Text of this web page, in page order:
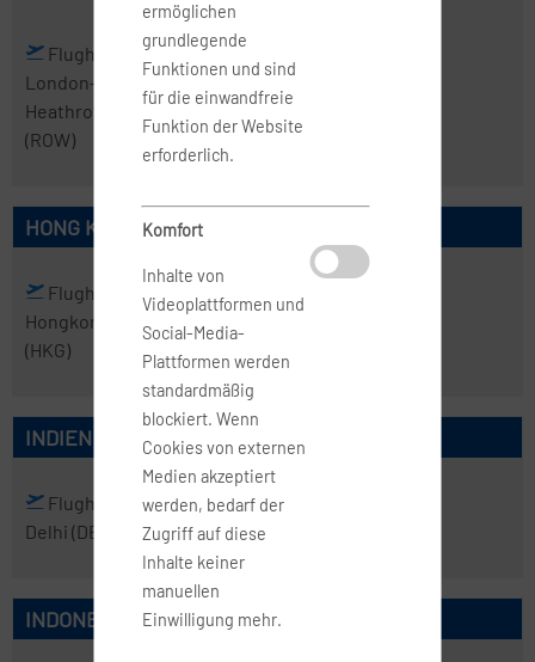
Flughafen
London-
Heathrow
(ROW)
HONG KONG
Flughafen
Hongkong
(HKG)
INDIEN
Flughafen
Delhi (DEL)
Flughafen
Mumbai(BOM)
INDONESIEN
ermöglichen
grundlegende
Funktionen und sind
für die einwandfreie
Funktion der Website
erforderlich.
Komfort
Inhalte von
Videoplattformen und
Social-Media-
Plattformen werden
standardmäßig
blockiert. Wenn
Cookies von externen
Medien akzeptiert
werden, bedarf der
Zugriff auf diese
Inhalte keiner
manuellen
Einwilligung mehr.